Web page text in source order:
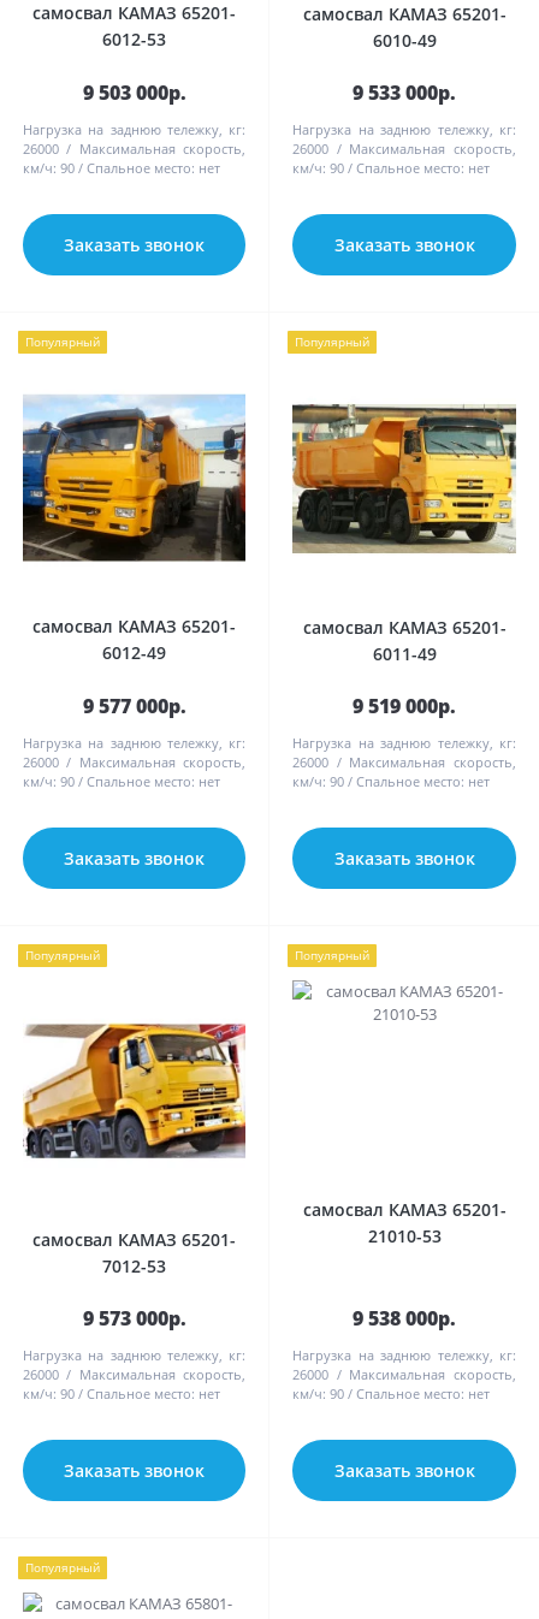
самосвал КАМАЗ 65201-
6012-53
9 503 000р.
Нагрузка на заднюю тележку, кг:
26000
Максимальная скорость,
км/ч: 90 Спальное место: нет
Заказать звонок
самосвал КАМАЗ 65201-
6010-49
9 533 000р.
Нагрузка на заднюю тележку, кг:
26000
Максимальная скорость,
км/ч: 90 Спальное место: нет
Заказать звонок
Популярный
самосвал КАМАЗ 65201-
6012-49
9 577 000р.
Нагрузка на заднюю тележку, кг:
26000
Максимальная скорость,
км/ч: 90 Спальное место: нет
Заказать звонок
Популярный
самосвал КАМАЗ 65201-
6011-49
9 519 000р.
Нагрузка на заднюю тележку, кг:
26000
Максимальная скорость,
км/ч: 90 Спальное место: нет
Заказать звонок
Популярный
самосвал КАМАЗ 65201-
7012-53
9 573 000р.
Нагрузка на заднюю тележку, кг:
26000
Максимальная скорость,
км/ч: 90 Спальное место: нет
Заказать звонок
Популярный
самосвал КАМАЗ 65201-
21010-53
9 538 000р.
Нагрузка на заднюю тележку, кг:
26000
Максимальная скорость,
км/ч: 90 Спальное место: нет
Заказать звонок
Популярный